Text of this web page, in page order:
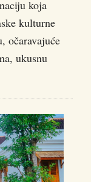
koja
kulturne
očaravajuće
ukusnu